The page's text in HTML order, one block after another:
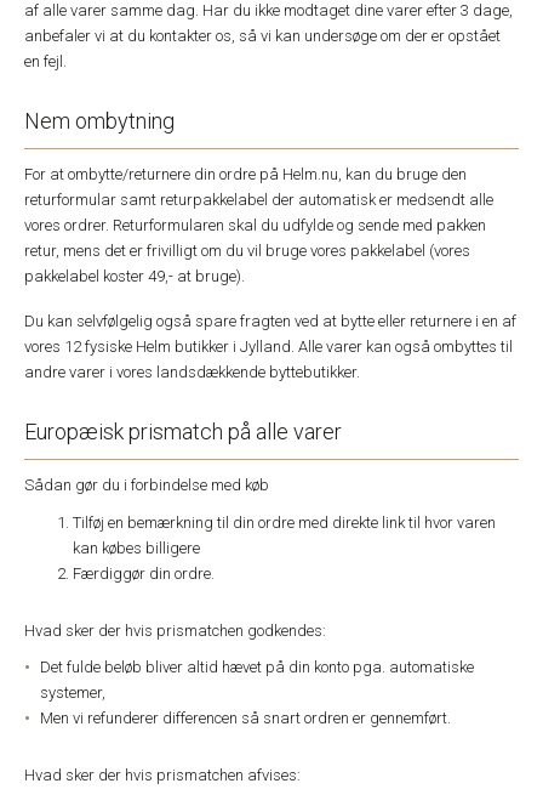
af alle varer samme dag. Har du ikke modtaget dine varer efter 3 dage,
anbefaler vi at du kontakter os, så vi kan undersøge om der er opstået
en fejl.
Nem ombytning
For at ombytte/returnere din ordre på Helm.nu, kan du bruge den
returformular samt returpakkelabel der automatisk er medsendt alle
vores ordrer. Returformularen skal du udfylde og sende med pakken
retur, mens det er frivilligt om du vil bruge vores pakkelabel (vores
pakkelabel koster 49,- at bruge).
Du kan selvfølgelig også spare fragten ved at bytte eller returnere i en af
vores 12 fysiske Helm butikker i Jylland. Alle varer kan også ombyttes til
andre varer i vores landsdækkende byttebutikker.
Europæisk prismatch på alle varer
Sådan gør du i forbindelse med køb
Tilføj en bemærkning til din ordre med direkte link til hvor varen
kan købes billigere
Færdiggør din ordre.
Hvad sker der hvis prismatchen godkendes:
Det fulde beløb bliver altid hævet på din konto pga. automatiske
systemer,
Men vi refunderer differencen så snart ordren er gennemført.
Hvad sker der hvis prismatchen afvises: